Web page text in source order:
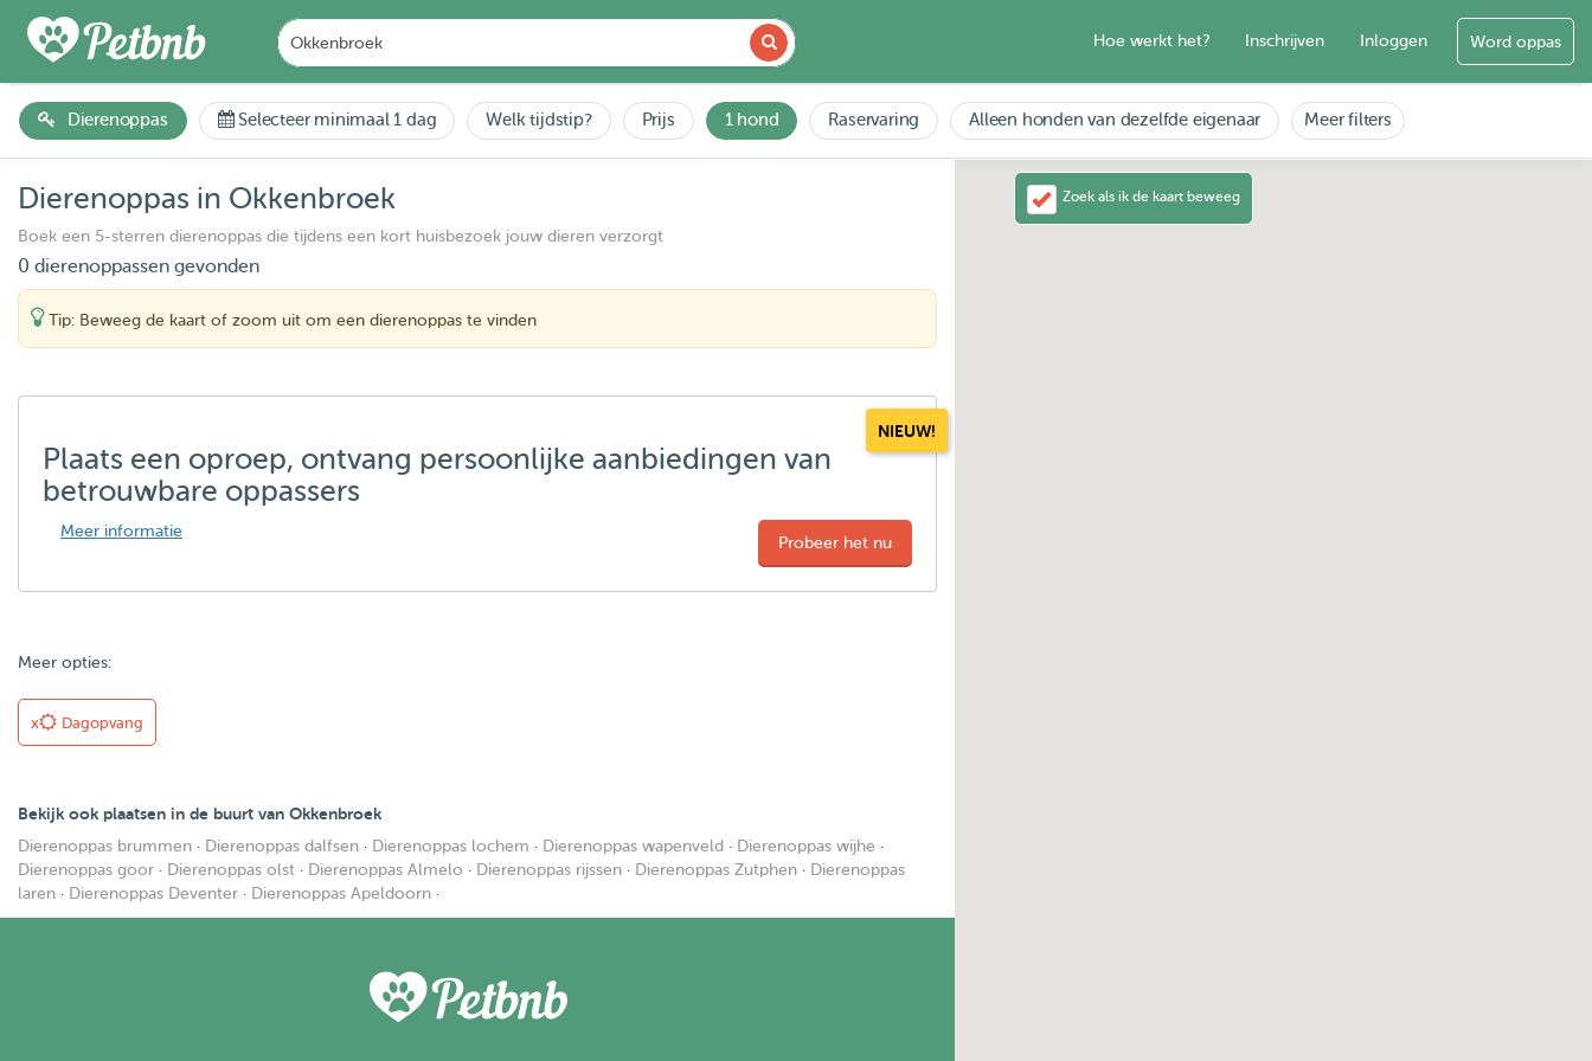
Hoe werkt het? Inschrijven Inloggen Word oppas
Dierenoppas Selecteer minimaal 1 dag Welk tijdstip? Prijs 1 hond Raservaring Alleen honden van dezelfde eigenaar Meer filters
Dierenoppas in Okkenbroek
Boek een 5-sterren dierenoppas die tijdens een kort huisbezoek jouw dieren verzorgt
0 dierenoppassen gevonden
Tip: Beweeg de kaart of zoom uit om een dierenoppas te vinden
NIEUW!
Plaats een oproep, ontvang persoonlijke aanbiedingen van
betrouwbare oppassers
Meer informatie
Probeer het nu
Meer opties:
x Dagopvang
Bekijk ook plaatsen in de buurt van Okkenbroek
Dierenoppas brummen · Dierenoppas dalfsen · Dierenoppas lochem · Dierenoppas wapenveld · Dierenoppas wijhe ·
Dierenoppas goor · Dierenoppas olst · Dierenoppas Almelo · Dierenoppas rijssen · Dierenoppas Zutphen · Dierenoppas
laren · Dierenoppas Deventer · Dierenoppas Apeldoorn ·
Zoek als ik de kaart beweeg